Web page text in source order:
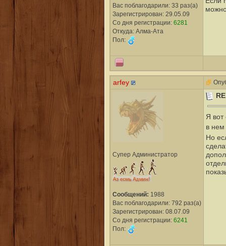
Вас поблагодарили: 33 раз(а)
Зарегистрирован: 29.05.09
Со дня регистрации: 6281
Откуда: Алма-Ата
Пол:
arfey
Супер Администратор
Сообщений: 1988
Вас поблагодарили: 792 раз(а)
Зарегистрирован: 08.07.09
Со дня регистрации: 6241
Пол:
Я вот
в нем
Но